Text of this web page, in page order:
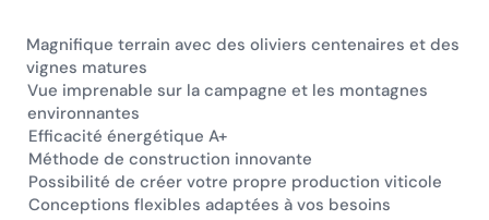
Emplacement
Altaona Sports & Wellness Resort. Avenida del
Mundo 1D, 30155 Baños y Mendigo, Murcia,
Téléphone
+34 868 35 35 35
+
−
Magnifique terrain avec des oliviers centenaires et des
vignes matures
Vue imprenable sur la campagne et les montagnes
environnantes
Efficacité énergétique A+
Méthode de construction innovante
Possibilité de créer votre propre production viticole
Conceptions flexibles adaptées à vos besoins